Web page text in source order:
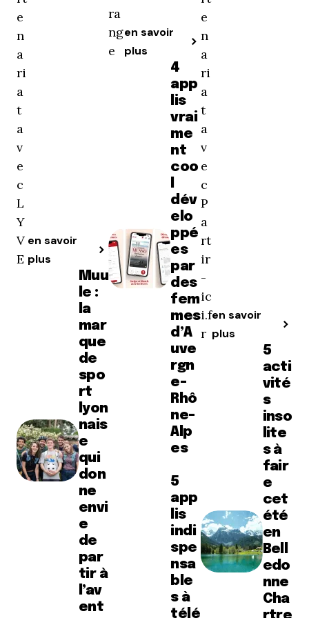
e
n
a
ri
a
t
a
v
e
c
L
Y
V
E
en savoir
plus
Muu
le :
la
mar
que
de
spo
rt
lyon
nais
e
qui
don
ne
envi
e
de
par
tir à
l’av
ent
ra
ng
e
en savoir
plus
4
app
lis
vrai
me
nt
coo
l
dév
elo
ppé
es
par
des
fem
mes
d’A
uve
rgn
e-
Rhô
ne-
Alp
es
5
app
lis
indi
spe
nsa
ble
s à
télé
e
n
a
ri
a
t
a
v
e
c
P
a
rt
ir
-
ic
i.f
r
en savoir
plus
5
acti
vité
s
inso
lite
s à
fair
e
cet
été
en
Bell
edo
nne
Cha